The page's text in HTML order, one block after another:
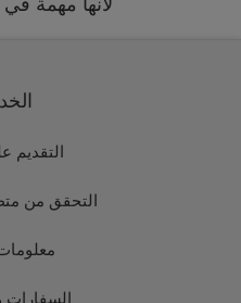
لأنها مهمة
التقديم
التحقق من
السفارات